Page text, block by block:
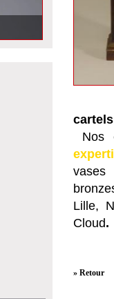
Nos
vases
Lille,
Cloud.
» Retour